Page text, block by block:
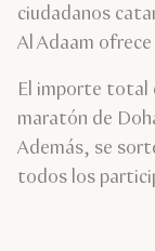
ciudadanos
Al Adaam
El importe total
maratón de
Además, se
todos los